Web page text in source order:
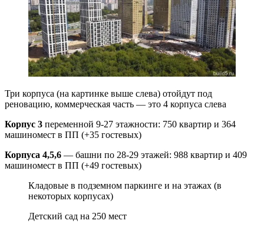
Три корпуса (на картинке выше слева) отойдут под
реновацию, коммерческая часть — это 4 корпуса слева
Корпус 3 переменной 9-27 этажности: 750 квартир и 364
машиномест в ПП (+35 гостевых)
Корпуса 4,5,6 — башни по 28-29 этажей: 988 квартир и 409
машиномест в ПП (+49 гостевых)
Кладовые в подземном паркинге и на этажах (в
некоторых корпусах)
Детский сад на 250 мест